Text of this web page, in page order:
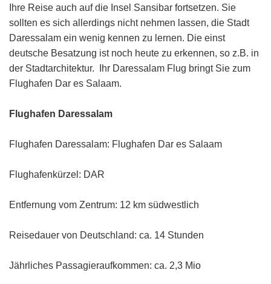
Ihre Reise auch auf die Insel Sansibar fortsetzen. Sie
sollten es sich allerdings nicht nehmen lassen, die Stadt
Daressalam ein wenig kennen zu lernen. Die einst
deutsche Besatzung ist noch heute zu erkennen, so z.B. in
der Stadtarchitektur. Ihr Daressalam Flug bringt Sie zum
Flughafen Dar es Salaam.
Flughafen Daressalam
Flughafen Daressalam: Flughafen Dar es Salaam
Flughafenkürzel: DAR
Entfernung vom Zentrum: 12 km südwestlich
Reisedauer von Deutschland: ca. 14 Stunden
Jährliches Passagieraufkommen: ca. 2,3 Mio